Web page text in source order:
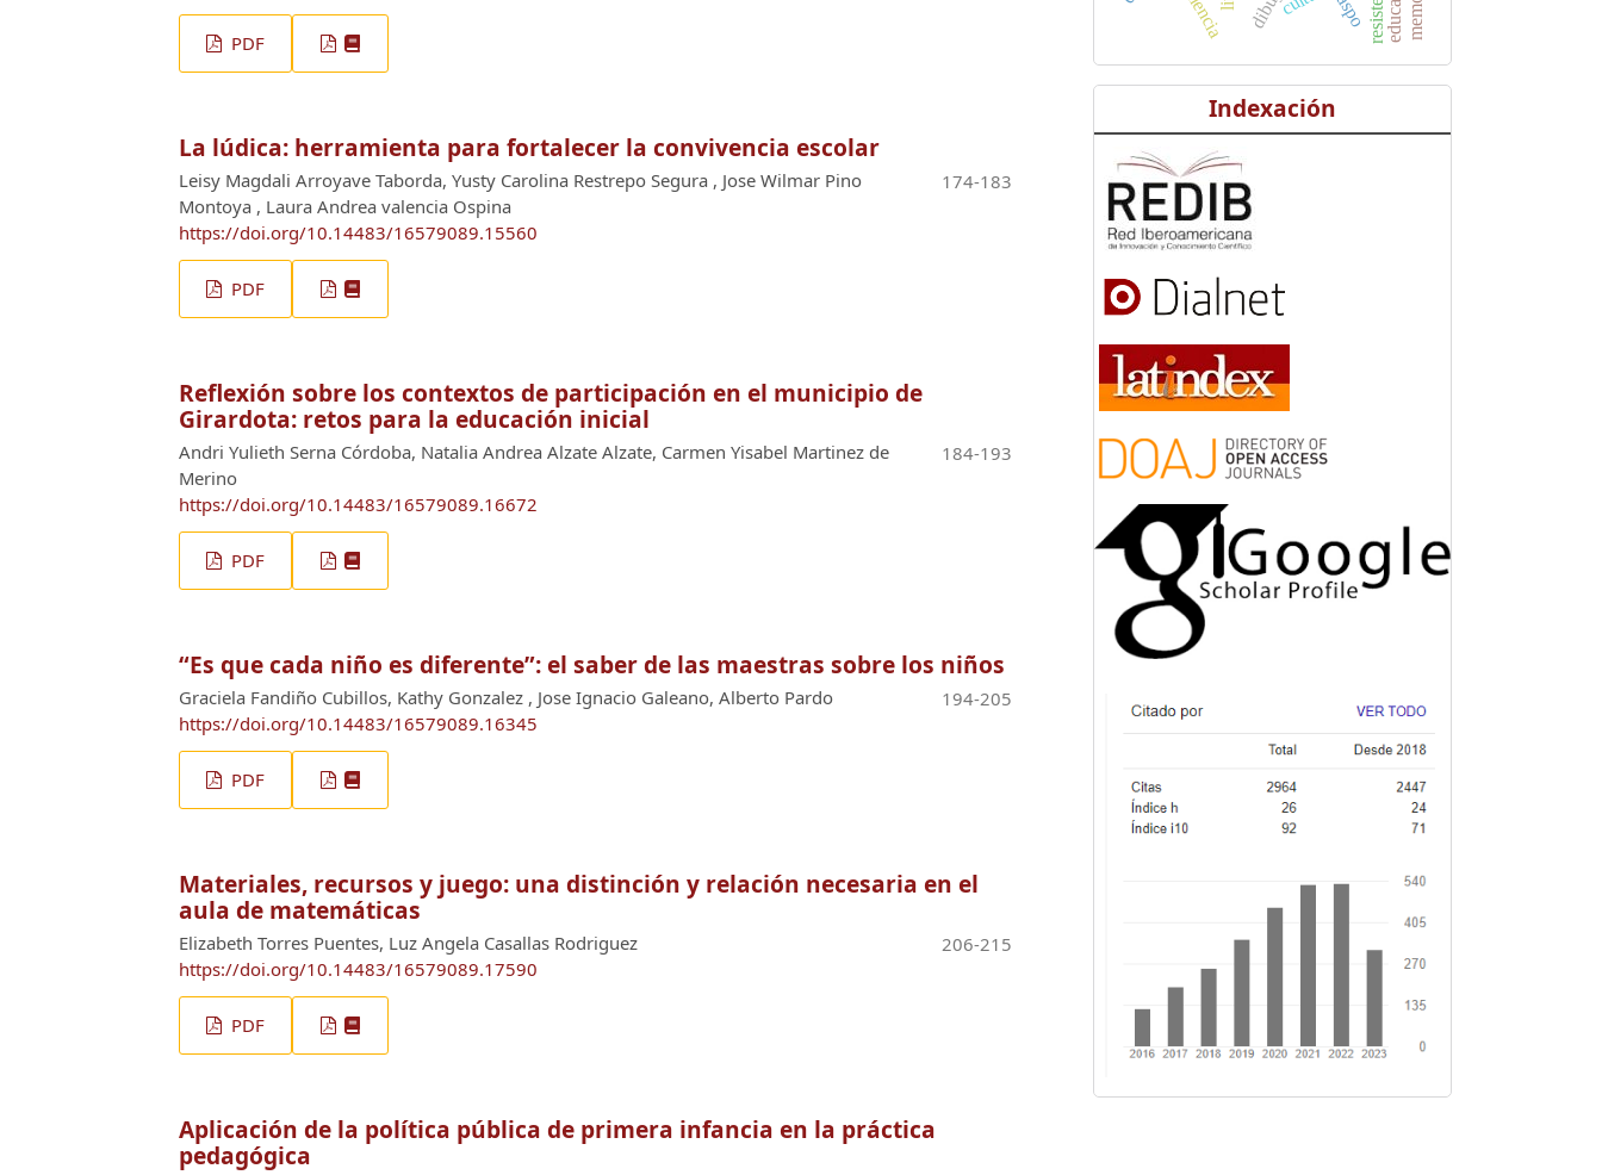
PDF
La lúdica: herramienta para fortalecer la convivencia escolar
Leisy Magdali Arroyave Taborda, Yusty Carolina Restrepo Segura , Jose Wilmar Pino
Montoya , Laura Andrea valencia Ospina
https://doi.org/10.14483/16579089.15560
174-183
PDF
Reflexión sobre los contextos de participación en el municipio de
Girardota: retos para la educación inicial
Andri Yulieth Serna Córdoba, Natalia Andrea Alzate Alzate, Carmen Yisabel Martinez de
Merino
https://doi.org/10.14483/16579089.16672
184-193
PDF
“Es que cada niño es diferente”: el saber de las maestras sobre los niños
Graciela Fandiño Cubillos, Kathy Gonzalez , Jose Ignacio Galeano, Alberto Pardo
https://doi.org/10.14483/16579089.16345
194-205
PDF
Materiales, recursos y juego: una distinción y relación necesaria en el
aula de matemáticas
Elizabeth Torres Puentes, Luz Angela Casallas Rodriguez
https://doi.org/10.14483/16579089.17590
206-215
PDF
Aplicación de la política pública de primera infancia en la práctica
pedagógica
aspo
Indexación